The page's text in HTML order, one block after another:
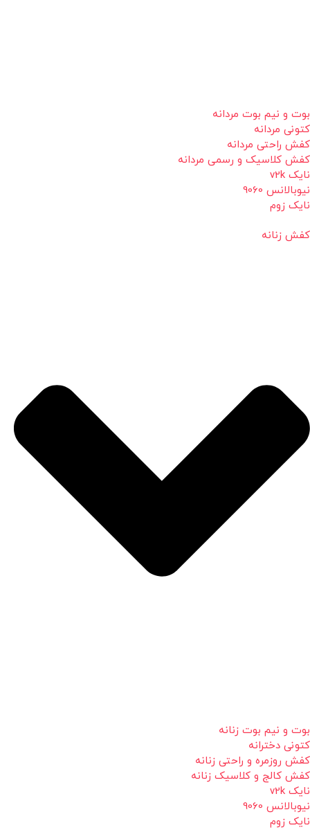
بوت و نیم بوت مردانه
کتونی مردانه
کفش راحتی مردانه
کفش کلاسیک و رسمی مردانه
نایک v2k
نیوبالانس 9060
نایک زوم
کفش زنانه
بوت و نیم بوت زنانه
کتونی دخترانه
کفش روزمره و راحتی زنانه
کفش کالج و کلاسیک زنانه
نایک v2k
نیوبالانس 9060
نایک زوم